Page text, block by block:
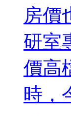
房價
研室
價高
時，